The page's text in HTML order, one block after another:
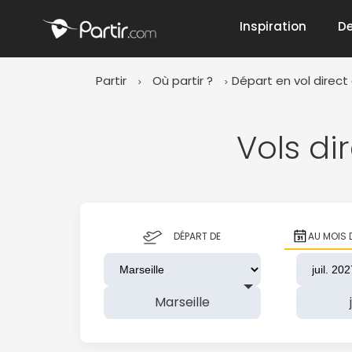
Inspiration
Partir Où partir ? Départ en vol direct
Vols
DÉPART DE
Marseille
AU MOIS
Janvier
Octobre
✨ Envies